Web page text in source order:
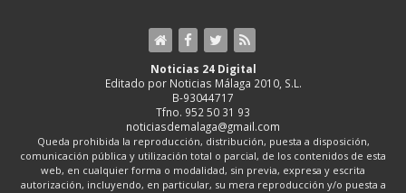
Noticias 24 Digital
Editado por Noticias Málaga 2010, S.L.
B-93044717
Tfno. 952 50 31 93
noticiasdemalaga@gmail.com
Queda prohibida la reproducción, distribución, puesta a disposición,
comunicación pública y utilización total o parcial, de los contenidos de esta
web, en cualquier forma o modalidad, sin previa, expresa y escrita
autorización, incluyendo, en particular, su mera reproducción y/o puesta a